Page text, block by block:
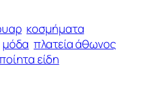
κοσμήματα
μόδα πλατεία άθωνος
είδη